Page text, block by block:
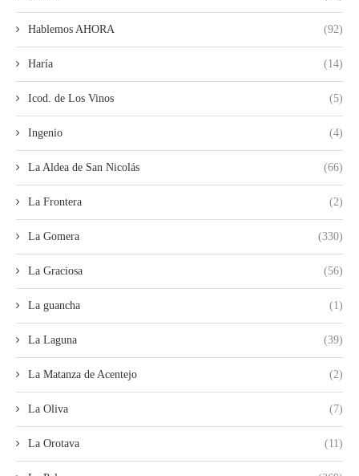
Hablemos AHORA (92)
Haría (14)
Icod. de Los Vinos (5)
Ingenio (4)
La Aldea de San Nicolás (66)
La Frontera (2)
La Gomera (330)
La Graciosa (56)
La guancha (1)
La Laguna (39)
La Matanza de Acentejo (2)
La Oliva (7)
La Orotava (11)